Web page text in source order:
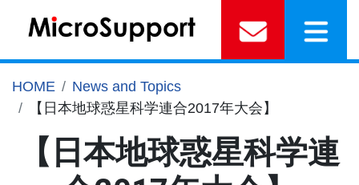
HOME
News and Topics
【日本地球惑星科学連合2017年大会】
【日本地球惑星科学連